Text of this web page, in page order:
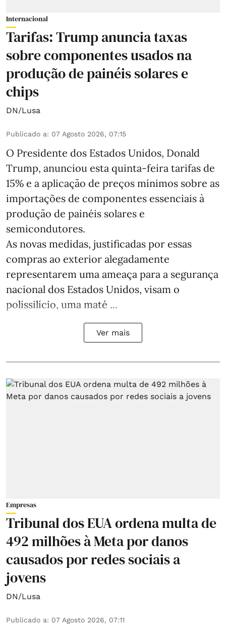
Internacional
Tarifas: Trump anuncia taxas
sobre componentes usados na
produção de painéis solares e
chips
DN/Lusa
Publicado a: 07 Agosto 2026, 07:15
O Presidente dos Estados Unidos, Donald
Trump, anunciou esta quinta-feira tarifas de
15% e a aplicação de preços mínimos sobre as
importações de componentes essenciais à
produção de painéis solares e
semicondutores.
As novas medidas, justificadas por essas
compras ao exterior alegadamente
representarem uma ameaça para a segurança
nacional dos Estados Unidos, visam o
polissilício, uma maté ...
Ver mais
Empresas
Tribunal dos EUA ordena multa de
492 milhões à Meta por danos
causados por redes sociais a
jovens
DN/Lusa
Publicado a: 07 Agosto 2026, 07:11